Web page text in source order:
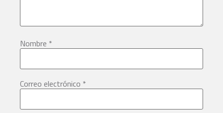
Nombre *
Correo electrónico *